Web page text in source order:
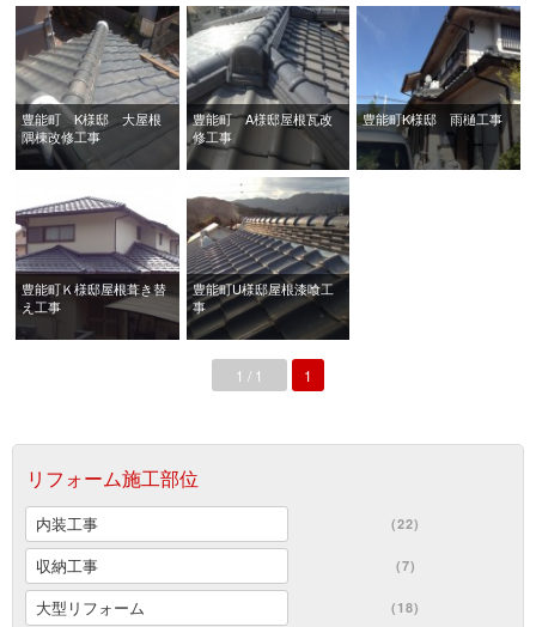
豊能町 K様邸 大屋根
隅棟改修工事
豊能町 A様邸屋根瓦改
修工事
豊能町K様邸 雨樋工事
豊能町Ｋ様邸屋根葺き替
え工事
豊能町U様邸屋根漆喰工
事
1 / 1 1
リフォーム施工部位
内装工事 (22)
収納工事 (7)
大型リフォーム (18)